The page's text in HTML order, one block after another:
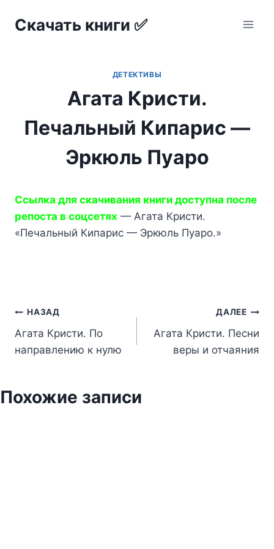
Скачать книги ✅
ДЕТЕКТИВЫ
Агата Кристи.
Печальный Кипарис —
Эркюль Пуаро
Ссылка для скачивания книги доступна после
репоста в соцсетях — Агата Кристи.
«Печальный Кипарис — Эркюль Пуаро.»
Навигация
по
НАЗАД
Агата Кристи. По
направлению к нулю
ДАЛЕЕ
Агата Кристи. Песни
веры и отчаяния
Похожие записи